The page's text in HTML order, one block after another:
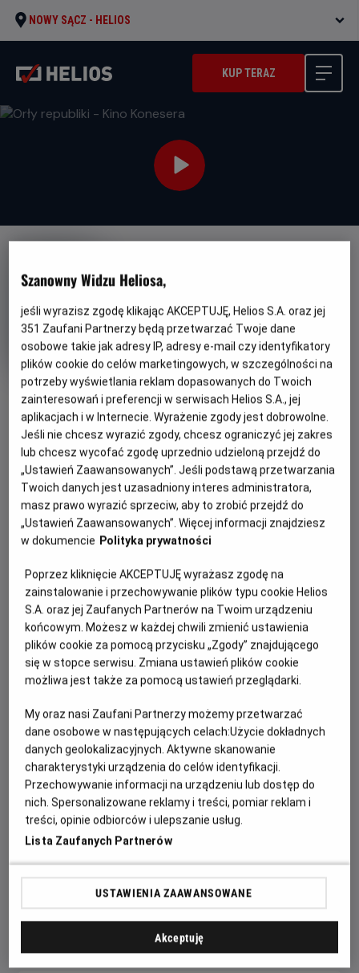
NOWY SĄCZ - HELIOS
KUP TERAZ
OBSERWUJ
Orły republiki - Kino Konesera
Oryginalny
tytuł
Eagles of the Republic Gatunek
Thriller
wiek
Od 15
lat
Czas
trwania
139 min
REŻYSERIA
Tarik Saleh
SCENARIUSZ
Tarik Saleh
OBSADA
Fares Fares, Lyna Khoudri, Cherien Dabis
WIĘCEJ SZCZEGÓŁÓW
OPIS WYDARZENIA
George Fahmy (w tej roli Fares Fares) to największa
gwiazda egipskiego kina. Zwany jest “faraonem ekranu”.
Zwraca na niego uwagę sam prezydent Egiptu Abd al-
Fattah as Sisi, który życzy sobie, aby gwiazdor zagrał
główną rolę w filmie biograficznym, gloryfikującym
prezydenta. Okazuje się, że jest to propozycja nie do
odrzucenia – władza szantażem wymusza na aktorze jej
przyjęcie.
Początkowo, jak przystało na gwiazdę, bohater liczy na to,
swojej roli, jak i kształtu całego filmu. Szybko jednak
zostaje sprowadzony na ziemię. Głównie za sprawą
obecnego na planie tajemniczego doktora Manssoura,
który sprawuje pieczę nad produkcją i jej odpowiednim,
propagandowym tonem.
Sytuację dodatkowo komplikuje romans, w jaki Fahmy wdaje
się z żoną jednego z wysoko postawionych generałów. To
moment, w którym fikcja i rzeczywistość zaczynają się
niebezpiecznie przenikać.
Szanowny Widzu Heliosa,
jeśli wyrazisz zgodę klikając AKCEPTUJĘ, Helios S.A. oraz jej
351 Zaufani Partnerzy będą przetwarzać Twoje dane
osobowe takie jak adresy IP, adresy e-mail czy identyfikatory
plików cookie do celów marketingowych, w szczególności na
potrzeby wyświetlania reklam dopasowanych do Twoich
zainteresowań i preferencji w serwisach Helios S.A., jej
aplikacjach i w Internecie. Wyrażenie zgody jest dobrowolne.
Jeśli nie chcesz wyrazić zgody, chcesz ograniczyć jej zakres
lub chcesz wycofać zgodę uprzednio udzieloną przejdź do
„Ustawień Zaawansowanych”. Jeśli podstawą przetwarzania
Twoich danych jest uzasadniony interes administratora,
masz prawo wyrazić sprzeciw, aby to zrobić przejdź do
„Ustawień Zaawansowanych”. Więcej informacji znajdziesz
w dokumencie Polityka prywatności
Poprzez kliknięcie AKCEPTUJĘ wyrażasz zgodę na
zainstalowanie i przechowywanie plików typu cookie Helios
S.A. oraz jej Zaufanych Partnerów na Twoim urządzeniu
końcowym. Możesz w każdej chwili zmienić ustawienia
plików cookie za pomocą przycisku „Zgody” znajdującego
się w stopce serwisu. Zmiana ustawień plików cookie
możliwa jest także za pomocą ustawień przeglądarki.
My oraz nasi Zaufani Partnerzy możemy przetwarzać
dane osobowe w następujących celach:Użycie dokładnych
danych geolokalizacyjnych. Aktywne skanowanie
charakterystyki urządzenia do celów identyfikacji.
Przechowywanie informacji na urządzeniu lub dostęp do
nich. Spersonalizowane reklamy i treści, pomiar reklam i
treści, opinie odbiorców i ulepszanie usług.
Lista Zaufanych Partnerów
USTAWIENIA ZAAWANSOWANE
Akceptuję